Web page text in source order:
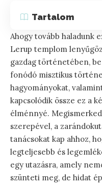
Tartalom
Ahogy tovább haladunk
Lerup templom
gazdag történetében,
fonódó misztikus
hagyományokat,
kapcsolódik össze ez a
élménnyé.
szerepével, a
tanácsokat kap ahhoz,
legteljesebb és
egy utazásra, amely
szünteti meg, de hidat